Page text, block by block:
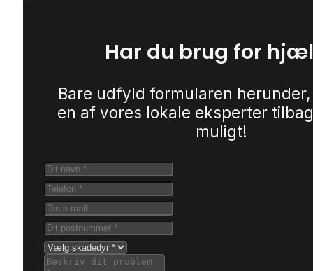
Har du brug for
Bare udfyld formularen
en af vores lokale eksperter
muligt!